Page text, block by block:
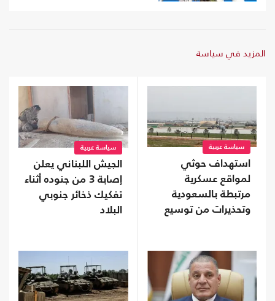
المزيد في سياسة
سياسة عربية
استهداف حوثي
لمواقع عسكرية
مرتبطة بالسعودية
وتحذيرات من توسيع
سياسة عربية
الجيش اللبناني يعلن
إصابة 3 من جنوده أثناء
تفكيك ذخائر جنوبي
البلاد